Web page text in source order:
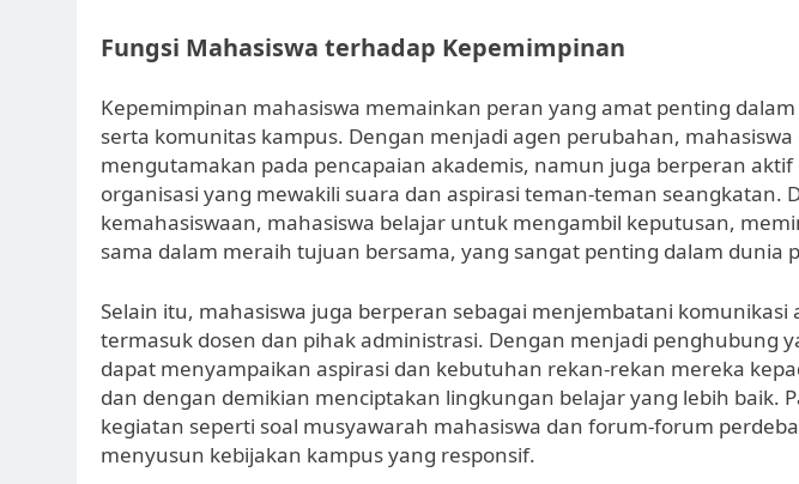
Fungsi Mahasiswa terhadap Kepemimpinan
Kepemimpinan mahasiswa memainkan peran yang amat penting
serta komunitas kampus. Dengan menjadi agen perubahan,
mengutamakan pada pencapaian akademis, namun juga berperan
organisasi yang mewakili suara dan aspirasi teman-teman seangkatan.
kemahasiswaan, mahasiswa belajar untuk mengambil keputusan,
sama dalam meraih tujuan bersama, yang sangat penting dalam dunia
Selain itu, mahasiswa juga berperan sebagai menjembatani komunikasi
termasuk dosen dan pihak administrasi. Dengan menjadi penghubung
dapat menyampaikan aspirasi dan kebutuhan rekan-rekan mereka
dan dengan demikian menciptakan lingkungan belajar yang lebih baik.
kegiatan seperti soal musyawarah mahasiswa dan forum-forum
menyusun kebijakan kampus yang responsif.